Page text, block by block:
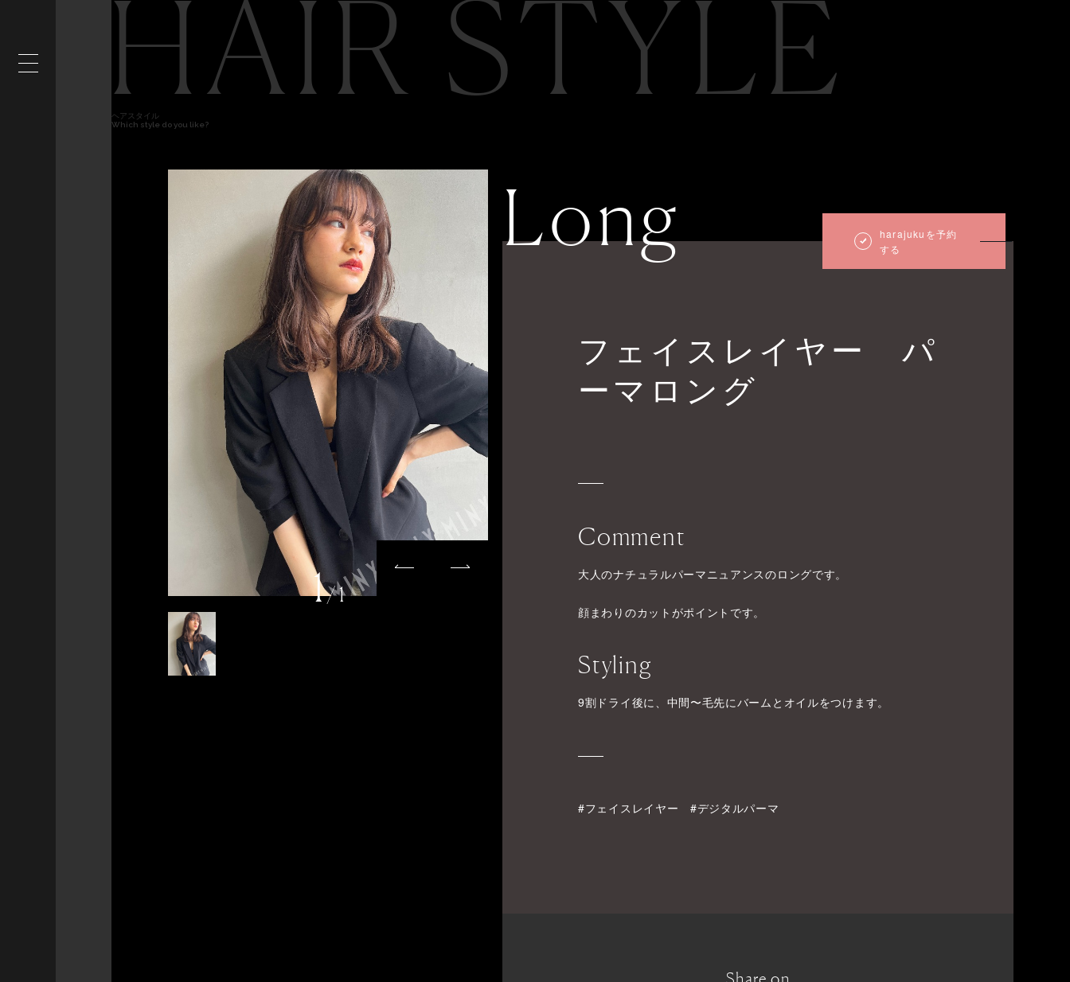
HAIR STYLE
ヘアスタイル
Which style do you like?
1/1
Long
harajukuを予約
する
フェイスレイヤー パ
ーマロング
Comment
大人のナチュラルパーマニュアンスのロングです。
顔まわりのカットがポイントです。
Styling
9割ドライ後に、中間〜毛先にバームとオイルをつけます。
#フェイスレイヤー #デジタルパーマ